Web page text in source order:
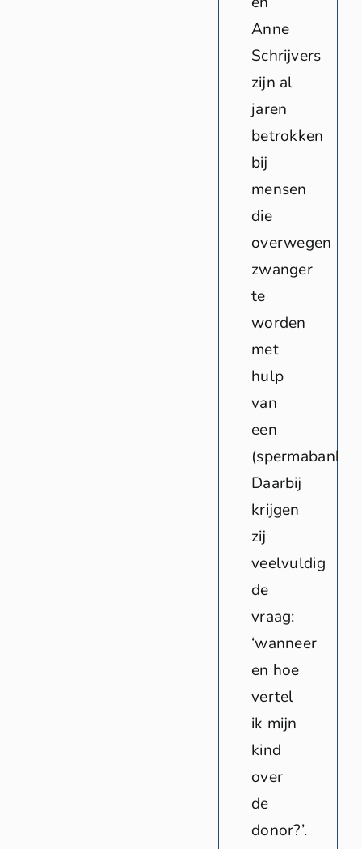
Anne
Schrijvers
zijn al
jaren
betrokken
bij
mensen
die
overwegen
zwanger
te
worden
met
hulp
van
een
Daarbij
krijgen
zij
veelvuldig
de
vraag:
‘wanneer
en hoe
vertel
ik mijn
kind
over
de
donor?’.